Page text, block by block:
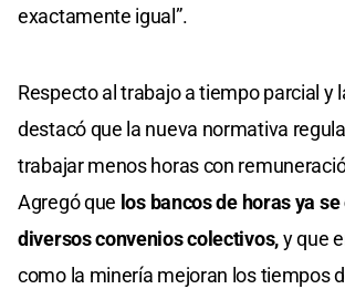
exactamente igual”.
Respecto al trabajo a tiempo parcial y
destacó que la nueva normativa
trabajar menos horas con
Agregó que los bancos de horas ya
diversos convenios colectivos,y que
como la minería mejoran los tiempos